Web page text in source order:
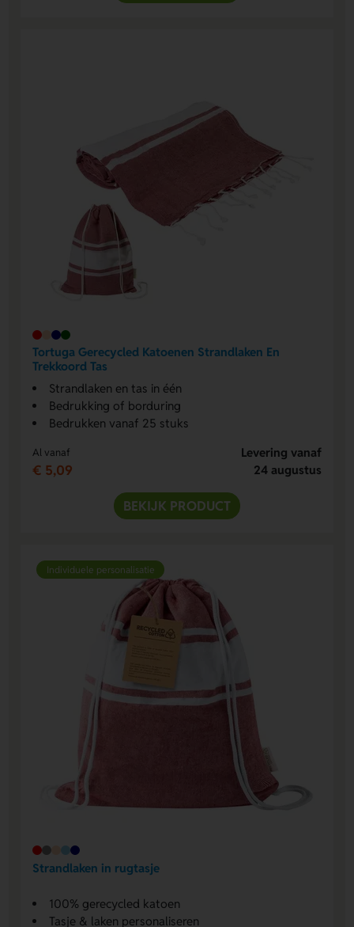
Tortuga Gerecycled Katoenen Strandlaken En
Trekkoord Tas
Strandlaken en tas in één
Bedrukking of borduring
Bedrukken vanaf 25 stuks
Al vanaf
€ 5,09
Levering vanaf
24 augustus
BEKIJK PRODUCT
Individuele personalisatie
Strandlaken in rugtasje
100% gerecycled katoen
Tasje & laken personaliseren